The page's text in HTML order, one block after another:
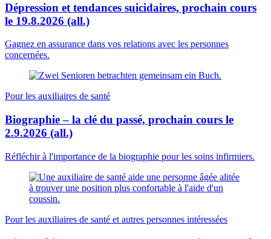
Dépression et tendances suicidaires, prochain cours
le 19.8.2026 (all.)
Gagnez en assurance dans vos relations avec les personnes
concernées.
Pour les auxiliaires de santé
Biographie – la clé du passé, prochain cours le
2.9.2026 (all.)
Réfléchir à l'importance de la biographie pour les soins infirmiers.
Pour les auxiliaires de santé et autres personnes intéressées